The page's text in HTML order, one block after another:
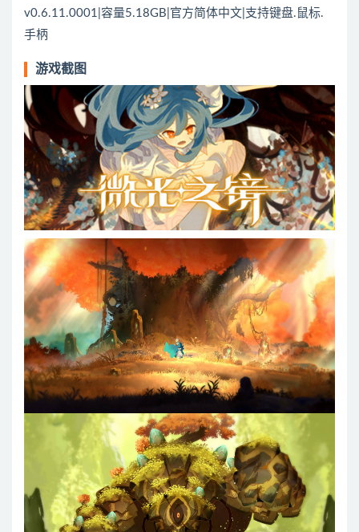
v0.6.11.0001|容量5.18GB|官方简体中文|支持键盘.鼠标.
手柄
游戏截图